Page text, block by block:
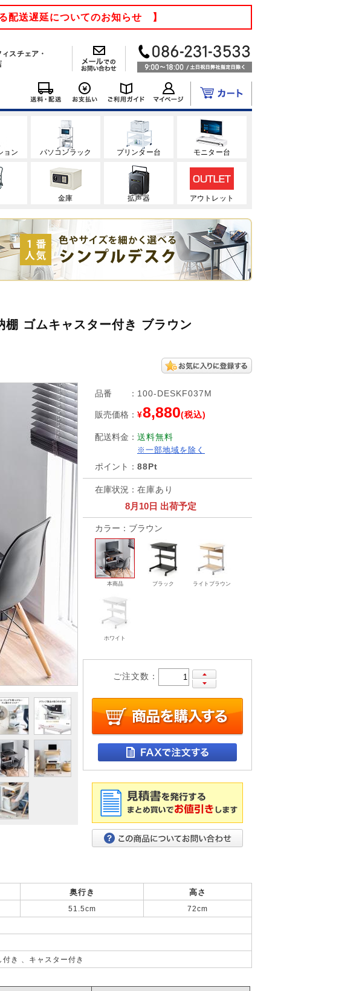
配送遅延についてのお知らせ 】
スチェア・
ョン パソコンラック プリンター台 モニター台
金庫 拡声器 アウトレット
ゴムキャスター付き ブラウン
品番 ： 100-DESKF037M
販売価格 ： ¥8,880(税込)
配送料金 ： 送料無料
※一部地域を除く
ポイント ： 88Pt
在庫状況 ： 在庫あり
8月10日 出荷予定
カラー：ブラウン
本商品 ブラック ライトブラウン
ホワイト
ご注文数：
奥行き 高さ
51.5cm 72cm
き 、キャスター付き